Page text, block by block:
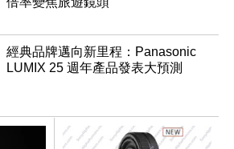
經典品牌邁向新里程：Panasonic
LUMIX 25 週年產品發表大預測